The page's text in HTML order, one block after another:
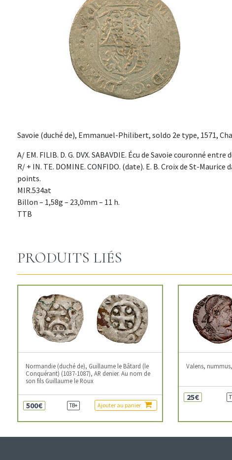
Savoie (duché de), Emmanuel-Philibert, soldo 2e type, 1571,
A/ EM. FILIB. D. G. DVX. SABAVDIE. Écu de Savoie couronné entre
R/ + IN. TE. DOMINE. CONFIDO. (date). E. B. Croix de St-
points.
MIR.534at
Billon – 1,58g – 23,0mm – 11 h.
TTB
PRODUITS LIÉS
Normandie (duché de), Guillaume le Bâtard (le
Conquérant) (1037-1087), AR denier. Au nom de
son fils Guillaume le Roux
500€ TB+ Ajouter au panier
Valens,
25€